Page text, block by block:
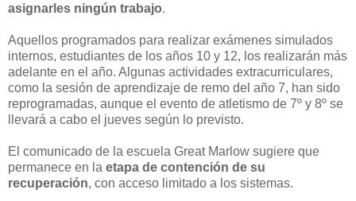
asignarles ningún trabajo.
Aquellos programados para realizar exámenes simulados
internos, estudiantes de los años 10 y 12, los realizarán más
adelante en el año. Algunas actividades extracurriculares,
como la sesión de aprendizaje de remo del año 7, han sido
reprogramadas, aunque el evento de atletismo de 7º y 8º se
llevará a cabo el jueves según lo previsto.
El comunicado de la escuela Great Marlow sugiere que
permanece en la etapa de contención de su
recuperación, con acceso limitado a los sistemas.